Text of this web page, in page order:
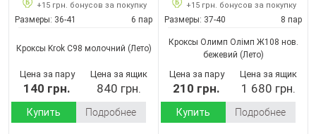
+15 грн. бонусов за покупку
Размеры: 36-41 6 пар
Кроксы Krok С98 молочний (Лето)
Цена за пару
140 грн.
Цена за ящик
840 грн.
Купить Подробнее
+15 грн. бонусов за покупку
Размеры: 37-40 8 пар
Кроксы Олимп Олімп Ж108 нов.
бежевий (Лето)
Цена за пару
210 грн.
Цена за ящик
1 680 грн.
Купить Подробнее